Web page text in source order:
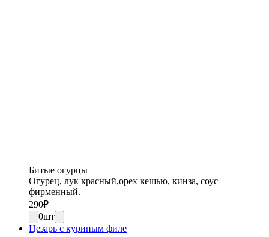
Битые огурцы
Огурец, лук красный,орех кешью, кинза, соус
фирменный.
290₽
0шт
Цезарь с куриным филе